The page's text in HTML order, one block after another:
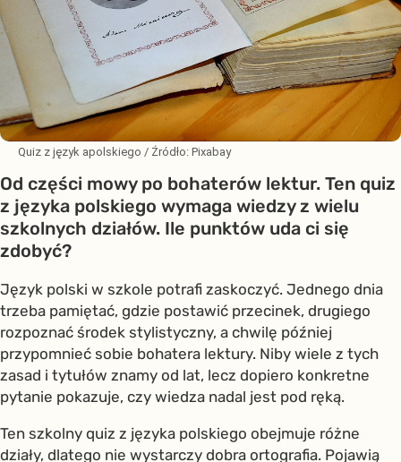
Quiz z język apolskiego / Źródło: Pixabay
Od części mowy po bohaterów lektur. Ten quiz
z języka polskiego wymaga wiedzy z wielu
szkolnych działów. Ile punktów uda ci się
zdobyć?
Język polski w szkole potrafi zaskoczyć. Jednego dnia
trzeba pamiętać, gdzie postawić przecinek, drugiego
rozpoznać środek stylistyczny, a chwilę później
przypomnieć sobie bohatera lektury. Niby wiele z tych
zasad i tytułów znamy od lat, lecz dopiero konkretne
pytanie pokazuje, czy wiedza nadal jest pod ręką.
Ten szkolny quiz z języka polskiego obejmuje różne
działy, dlatego nie wystarczy dobra ortografia. Pojawią